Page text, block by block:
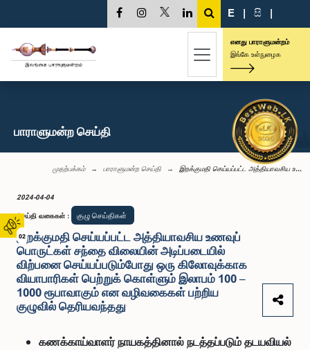
02
E | සි |
எனது பாராளுமன்றம்
இங்கே உள்நுழைக
பாராளுமன்ற செய்தி
முதற்பக்கம் பாராளுமன்ற செய்தி இறக்குமதி செய்யப்பட்ட அத்தியாவசிய உ...
2024-04-04
செய்தி வகைகள் : குழு செய்திகள்
இறக்குமதி செய்யப்பட்ட அத்தியாவசிய உணவுப்
பொருட்கள் சந்தை விலையின் அடிப்படையில்
விற்பனை செய்யப்படும்போது ஒரு கிலோவுக்காக
வியாபாரிகள் பெற்றுக் கொள்ளும் இலாபம் 100 –
1000 ரூபாவாகும் என வழிவகைகள் பற்றிய
குழுவில் தெரியவந்தது
கணக்காய்வாளர் நாயகத்தினால் நடத்தப்படும் தடயவியல்